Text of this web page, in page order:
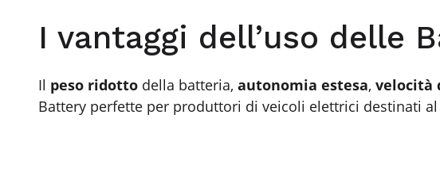
I vantaggi dell’uso delle
Il peso ridotto della batteria, autonomia estesa, velocità
Battery perfette per produttori di veicoli elettrici destinati